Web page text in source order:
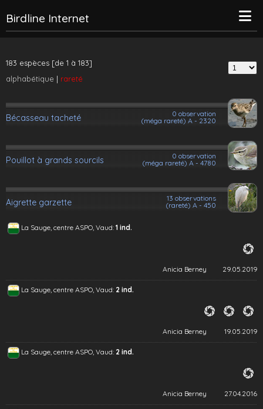
Birdline Internet
183 espèces [de 1 à 183]
alphabétique | rareté
Bécasseau tacheté
0 observation
(méga rareté) A - 2320
Pouillot à grands sourcils
0 observation
(méga rareté) A - 4780
Aigrette garzette
13 observations
(rareté) A - 450
La Sauge, centre ASPO, Vaud: 1 ind.
Anicia Berney 29.05.2019
La Sauge, centre ASPO, Vaud: 2 ind.
Anicia Berney 19.05.2019
La Sauge, centre ASPO, Vaud: 2 ind.
Anicia Berney 27.04.2016